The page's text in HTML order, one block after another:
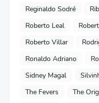
Reginaldo Sodré
Roberto Leal
Roberto Villar
Ronaldo Adriano
Sidney Magal
The Fevers
The